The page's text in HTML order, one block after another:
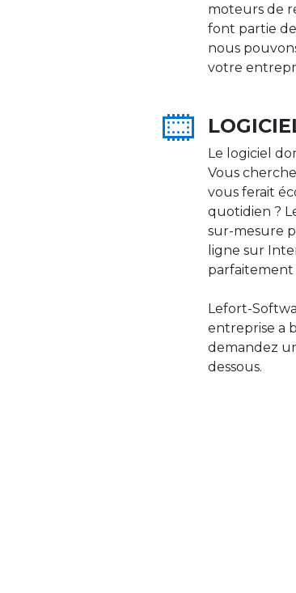
moteurs de
font partie
nous
votre
Le logiciel
Vous
vous ferait
quotidien ?
sur-mesure
ligne sur
parfaitement
Lefort-
entreprise a
demandez
dessous.